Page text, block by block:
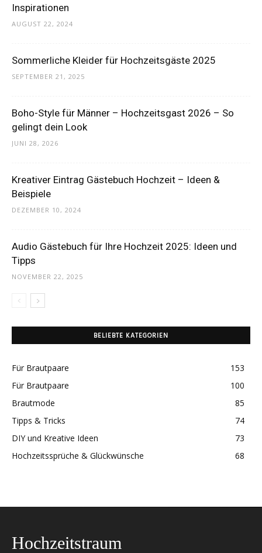
Inspirationen
AUGUST 22, 2024
Sommerliche Kleider für Hochzeitsgäste 2025
SEPTEMBER 21, 2025
Boho-Style für Männer – Hochzeitsgast 2026 – So
gelingt dein Look
JUNI 28, 2026
Kreativer Eintrag Gästebuch Hochzeit – Ideen &
Beispiele
DEZEMBER 10, 2024
Audio Gästebuch für Ihre Hochzeit 2025: Ideen und
Tipps
NOVEMBER 22, 2025
BELIEBTE KATEGORIEN
Für Brautpaare
153
Für Brautpaare
100
Brautmode
85
Tipps & Tricks
74
DIY und Kreative Ideen
73
Hochzeitssprüche & Glückwünsche
68
Hochzeitstraum